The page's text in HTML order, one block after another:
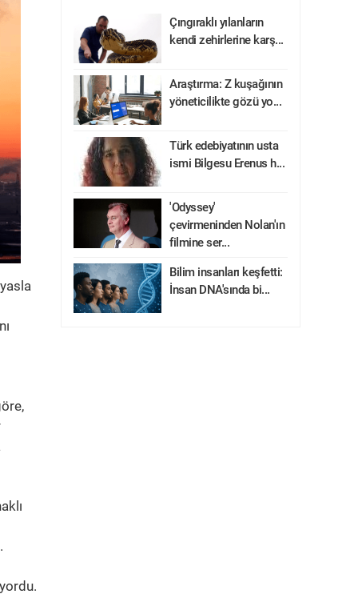
Çıngıraklı yılanların
kendi zehirlerine karş...
Araştırma: Z kuşağının
yöneticilikte gözü yo...
Türk edebiyatının usta
ismi Bilgesu Erenus h...
'Odyssey'
çevirmeninden Nolan'ın
filmine ser...
Bilim insanları keşfetti:
İnsan DNA'sında bi...